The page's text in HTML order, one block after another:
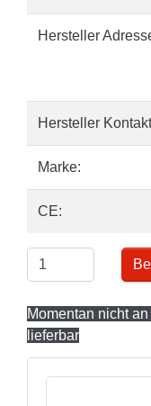
Hersteller
Hersteller
Marke:
CE:
Momentan nicht
lieferbar